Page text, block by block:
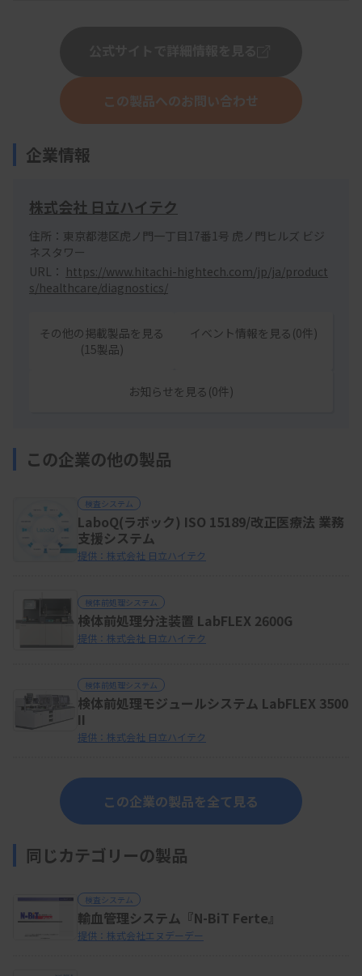
この製品へのお問い合わせ
企業情報
株式会社 日立ハイテク
住所：東京都港区虎ノ門一丁目17番1号 虎ノ門ヒルズ ビジ
ネスタワー
URL： https://www.hitachi-hightech.com/jp/ja/product
s/healthcare/diagnostics/
その他の掲載製品を見る
(15製品)
イベント情報を見る(0件)
お知らせを見る(0件)
この企業の他の製品
検査システム
LaboQ(ラボック) ISO 15189/改正医療法 業務
支援システム
提供：株式会社 日立ハイテク
検体前処理システム
検体前処理分注装置 LabFLEX 2600G
提供：株式会社 日立ハイテク
検体前処理システム
検体前処理モジュールシステム LabFLEX 3500
II
提供：株式会社 日立ハイテク
この企業の製品を全て見る
同じカテゴリーの製品
検査システム
輸血管理システム『N-BiT Ferte』
提供：株式会社エヌデーデー